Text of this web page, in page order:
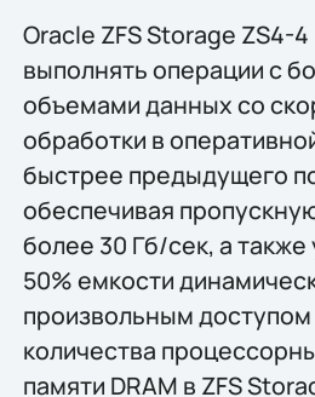
Oracle ZFS Storage ZS4-
выполнять операции с
объемами данных со
обработки в
быстрее предыдущего
обеспечивая
более 30 Гб/сек, а
50% емкости
произвольным доступом
количества
памяти DRAM в ZFS